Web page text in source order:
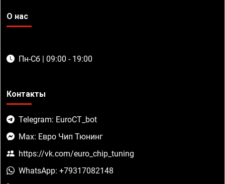
О нас
Пн-Сб | 09:00 - 19:00
Контакты
Telegram: EuroCT_bot
Max: Евро Чип Тюнинг
https://vk.com/euro_chip_tuning
WhatsApp: +79317082148